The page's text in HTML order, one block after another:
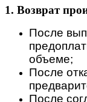
1. Возврат
После
объеме;
После
После